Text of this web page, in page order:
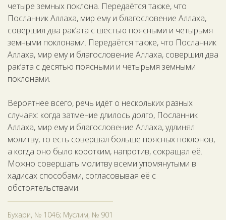
четыре земных поклона. Передаётся также, что
Посланник Аллаха, мир ему и благословение Аллаха,
совершил два рак‘ата с шестью поясными и четырьмя
земными поклонами. Передаётся также, что Посланник
Аллаха, мир ему и благословение Аллаха, совершил два
рак‘ата с десятью поясными и четырьмя земными
поклонами.
Вероятнее всего, речь идёт о нескольких разных
случаях: когда затмение длилось долго, Посланник
Аллаха, мир ему и благословение Аллаха, удлинял
молитву, то есть совершал больше поясных поклонов,
а когда оно было коротким, напротив, сокращал её.
Можно совершать молитву всеми упомянутыми в
хадисах способами, согласовывая её с
обстоятельствами.
Бухари, № 1046; Муслим, № 901